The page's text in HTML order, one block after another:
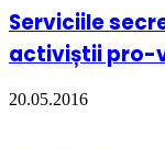
Serviciile
activiștii pro-
20.05.2016